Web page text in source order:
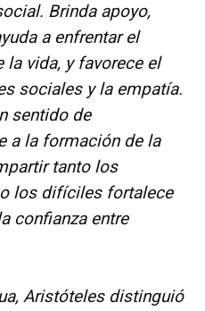
Brinda apoyo,
a enfrentar el
vida, y favorece el
sociales y la empatía.
sentido de
a la formación de la
tanto los
los difíciles fortalece
confianza entre
Aristóteles distinguió